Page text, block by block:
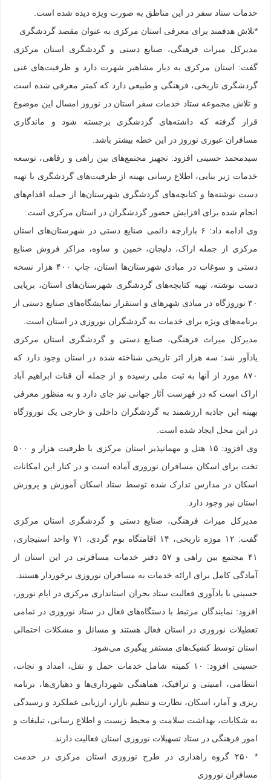
خدمات ستاد سفر در این مناطق به صورت ویژه دیده شده است.
*تلاش هدفمند برای معرفی استان مرکزی به عنوان مقصد گردشگری
مدیرکل میراث فرهنگی، صنایع دستی و گردشگری استان مرکزی
گفت: استان مرکزی به دیار مشاهیر شهرت دارد و ظرفیت‌های غنی
گردشگری تاریخی، فرهنگی و طبیعی دارد که کمتر معرفی شده است
و تلاش مجموعه ستاد خدمات سفر استان در نوروز امسال این موضوع
قرار گرفته که داشته‌های گردشگری برجسته شود و ماندگاری
مسافران عبوری نوروز در این خطه بیشتر باشد.
سیدمحمد حسینی افزود: تجهیز مجتمع‌های بین راهی و رفاهی، توسعه
خدمات زیر بنایی، اطلاع رسانی بهینه از ظرفیت‌های گردشگری با تهیه
دست نوشته‌ها و کتابچه‌های گردشگری شهرستان‌ها از جمله اقدام‌های
انجام شده برای افزایش حضور گردشگران در استان مرکزی است.
وی ادامه داد: ۶ بازارچه دائمی صنایع دستی در شهرستان‌های استان
مرکزی از جمله اراک، دلیجان، خمین و ساوه، مراکز فروش صنایع
دستی و سوغات در مبادی شهرستان‌ها استان، چاپ ۴۰۰ هزار نسخه
دست نوشته، تهیه کتابچه‌های گردشگری شهرستان‌های استان، برپایی
۳۰ نوروزگاه در مبادی شهرهای و استقرار نمایشگاه‌های صنایع دستی از
برنامه‌های ویژه برای خدمات به گردشگران نوروزی در استان است.
مدیرکل میراث فرهنگی، صنایع دستی و گردشگری استان مرکزی
یادآور شد: سه هزار اثر تاریخی شناخته شده در استان وجود دارد که
۸۷۰ مورد از آنها به ثبت ملی رسیده و از جمله آن قنات ابراهیم آباد
اراک است که در فهرست آثار جهانی نیز جای دارد و به منظور معرفی
بهینه این جاذبه ارزشمند به گردشگران داخلی و خارجی یک نوروزگاه
در این محل ایجاد شده است.
وی افزود: ۱۵ هتل و مهمانپذیر استان مرکزی با ظرفیت هزار و ۵۰۰
تخت برای اسکان مسافران نوروزی آماده است و در کنار این امکانات
اسکان در مدارس تدارک شده توسط ستاد اسکان آموزش و پرورش
استان نیز وجود دارد.
مدیرکل میراث فرهنگی، صنایع دستی و گردشگری استان مرکزی
گفت: ۱۲ موزه تاریخی، ۱۴ اقامتگاه بوم گردی، ۷۱ واحد استیجاری،
۴۱ مجتمع بین راهی و ۵۷ دفتر خدمات مسافرتی در این استان از
آمادگی کامل برای ارائه خدمات به مسافران نوروزی برخوردار هستند.
حسینی با یادآوری فعالیت ستاد بحران استانداری مرکزی در ایام نوروز،
افزود: نمایندگان مرتبط با دستگاه‌های فعال در ستاد نوروزی در تمامی
تعطیلات نوروزی در استان فعال هستند و مسائل و مشکلات احتمالی
استان توسط کشیک‌های مستقر پیگیری می‌شود.
حسینی افزود: ۱۰ کمیته شامل خدمات حمل و نقل، امداد و نجات،
انتظامی، امنیتی و ترافیک، هماهنگی شهرداری‌ها و دهیاری‌ها، برنامه
ریزی و آمار، اسکان، نظارت و تنظیم بازار، ارزیابی عملکرد و رسیدگی
به شکایات، بهداشت سلامت و محیط زیست و اطلاع رسانی، تبلیغات و
امور فرهنگی در ستاد تسهیلات نوروزی استان فعالیت دارند.
* ۲۵۰ گروه راهداری در طرح نوروزی استان مرکزی در خدمت
مسافران نوروزی